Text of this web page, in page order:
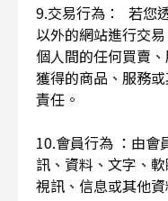
9.交易行為： 若您
以外的網站進行交
個人間的任何買賣
獲得的商品、服務
責任。
10.會員行為 ：由會
訊、資料、文字、
視訊、信息或其他